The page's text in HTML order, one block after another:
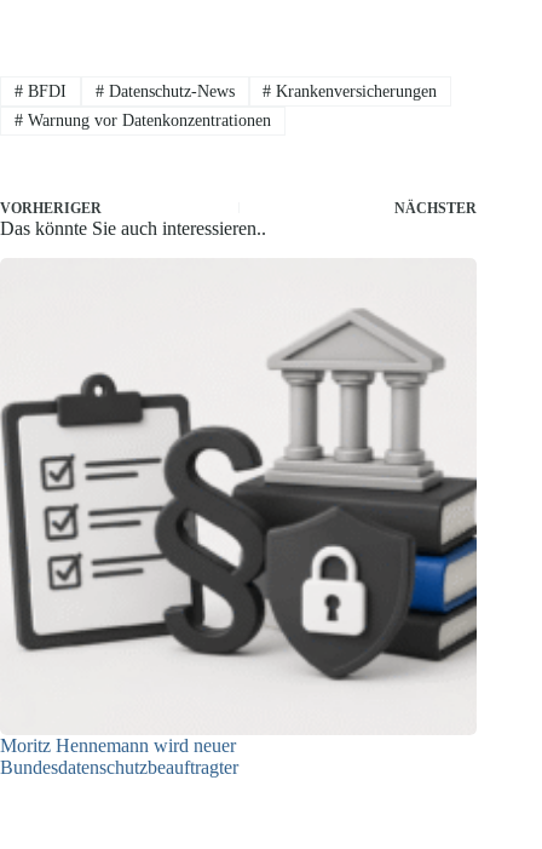
#BFDI #Datenschutz-News # Krankenversicherungen
#Warnung vor Datenkonzentrationen
VORHERIGER NÄCHSTER
Das könnte Sie auch interessieren..
Moritz Hennemann wird neuer
Bundesdatenschutzbeauftragter